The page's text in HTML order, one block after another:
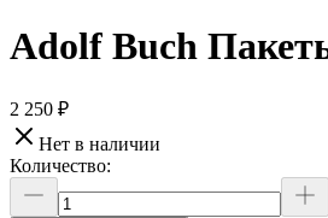
Adolf Buch
2 250 ₽
Нет в наличии
Количество: